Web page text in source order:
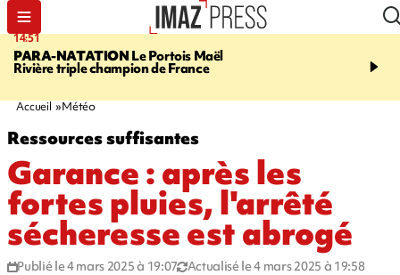
14:51
PARA-NATATION Le Portois Maël
Rivière triple champion de France
17:12
s'envolent pour
Accueil Météo
Ressources suffisantes
Garance : après les
fortes pluies, l'arrêté
sécheresse est abrogé
Publié le 4 mars 2025 à 19:07 Actualisé le 4 mars 2025 à 19:58